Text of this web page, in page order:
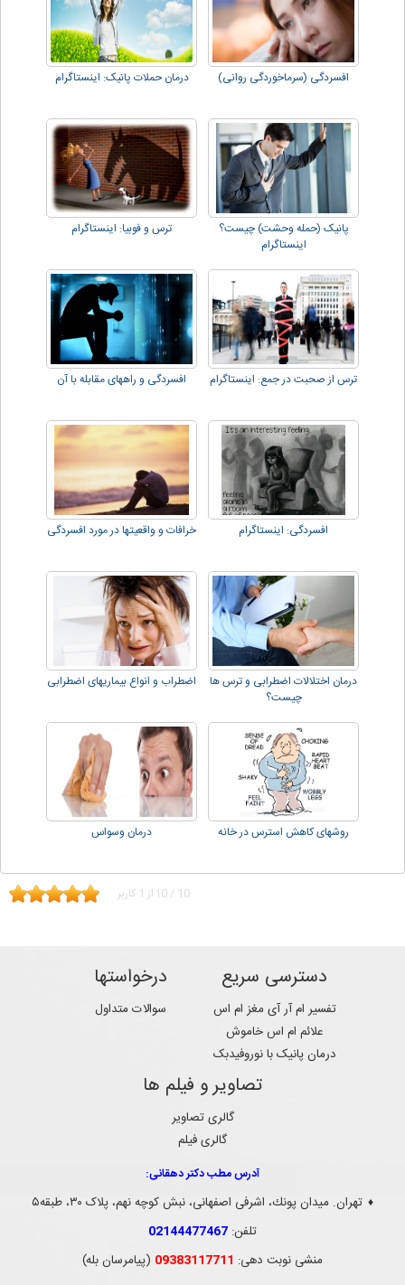
افسردگی (سرماخوردگی روانی) درمان حملات پانیک: اینستاگرام
پانیک (حمله وحشت) چیست؟
اینستاگرام
ترس و فوبیا: اینستاگرام
ترس از صحبت در جمع: اینستاگرام افسردگی و راههای مقابله با آن
افسردگی: اینستاگرام خرافات و واقعیتها در مورد افسردگی
درمان اختلالات اضطرابی و ترس ها
چیست؟
اضطراب و انواع بیماریهای اضطرابی
روشهای کاهش استرس در خانه درمان وسواس
10 / 10 از 1 کاربر
دسترسی سریع
تفسیر ام آر آی مغز ام اس
علائم ام اس خاموش
درمان پانیک با نوروفیدبک
درخواستها
سوالات متداول
تصاویر و فیلم ها
گالری تصاویر
گالری فیلم
آدرس مطب دکتر دهقانی:
♦ تهران. ميدان پونك، اشرفی اصفهانی، نبش کوچه نهم، پلاک ۳۰، طبقه۵
تلفن: 02144477467
منشی نوبت دهی: 09383117711 (پیامرسان بله)